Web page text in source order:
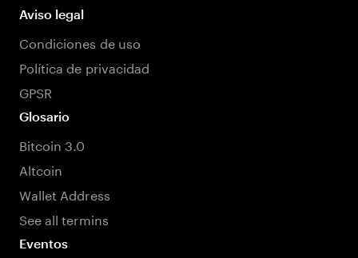
Aviso legal
Condiciones de uso
Política de privacidad
GPSR
Glosario
Bitcoin 3.0
Altcoin
Wallet Address
See all termins
Eventos